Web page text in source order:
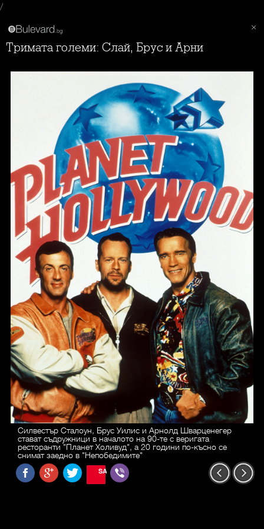
/
Тримата големи: Слай, Брус и Арни
Силвестър Сталоун, Брус Уилис и Арнолд Шварценегер
стават съдружници в началото на 90-те с веригата
ресторанти "Планет Холивуд", а 20 години по-късно се
снимат заедно в "Непобедимите"
SAVE